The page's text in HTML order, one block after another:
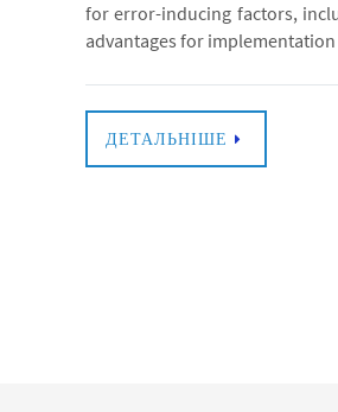
for error-inducing factors,
advantages for
ДЕТАЛЬНІШЕ